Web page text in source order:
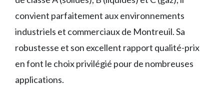
convient parfaitement aux environnements
industriels et commerciaux de Montreuil. Sa
robustesse et son excellent rapport qualité-prix
en font le choix privilégié pour de nombreuses
applications.